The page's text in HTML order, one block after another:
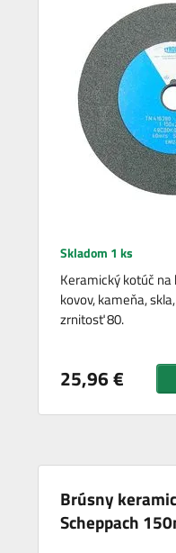
Skladom 1 ks
Keramický kotúč
kovov, kameňa,
zrnitosť 80.
25,96 €
Brúsny
Scheppach